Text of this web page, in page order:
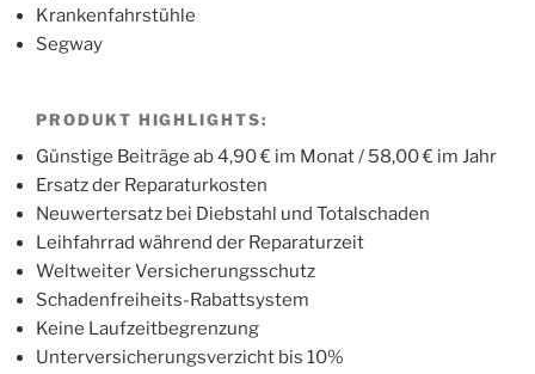
Krankenfahrstühle
Segway
PRODUKT HIGHLIGHTS:
Günstige Beiträge ab 4,90 € im Monat / 58,00 € im Jahr
Ersatz der Reparaturkosten
Neuwertersatz bei Diebstahl und Totalschaden
Leihfahrrad während der Reparaturzeit
Weltweiter Versicherungsschutz
Schadenfreiheits-Rabattsystem
Keine Laufzeitbegrenzung
Unterversicherungsverzicht bis 10%